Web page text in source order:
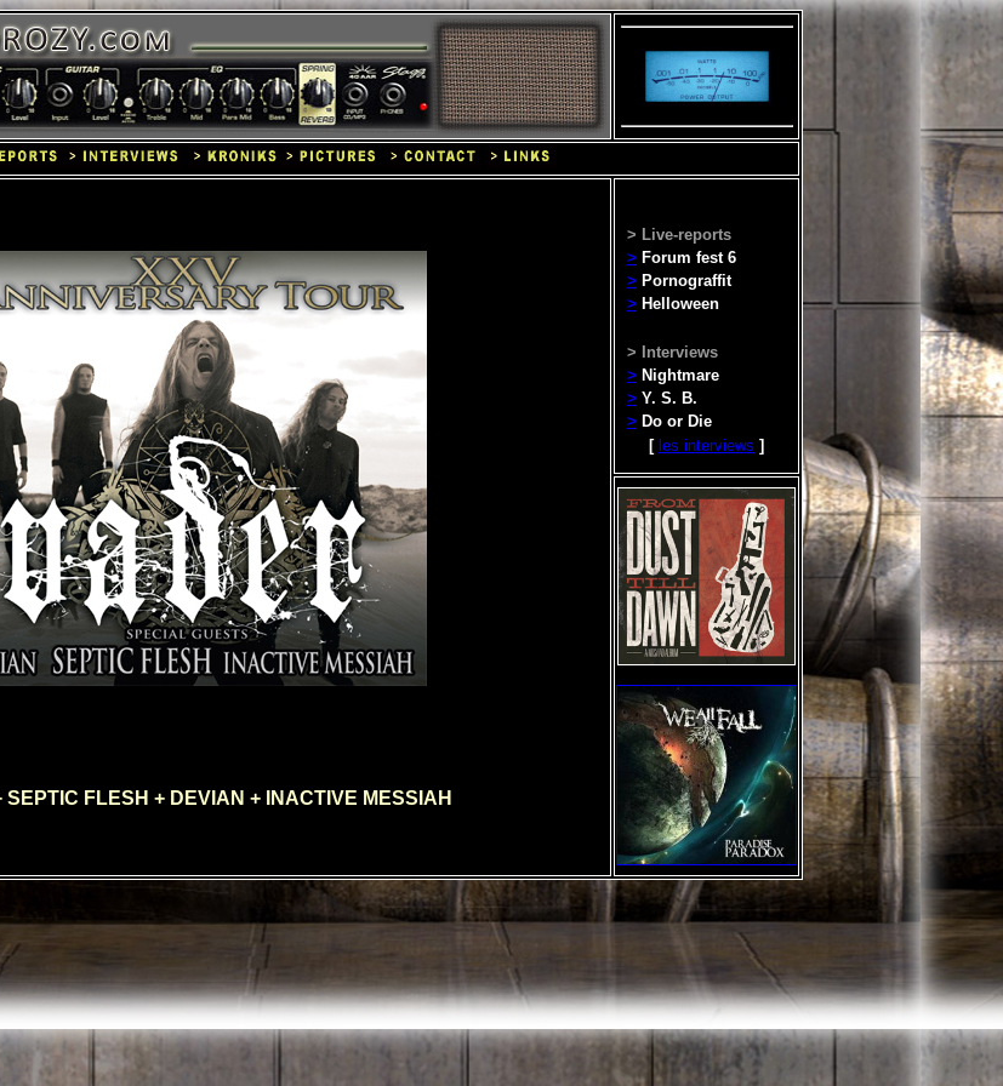
SEPTIC FLESH + DEVIAN + INACTIVE MESSIAH
la claque prise à Barcelone lors du show du Jon Oliva's Pain, me
en route pour Aix en Provence où une des tournées les plus en
fait étape. VADER, qui célèbre son 25ème anniversaire a
bagages SEPTIC FLESH pour lequel 2008 est l'année du grand
que les sauvages de DEVIAN et INACTIVE MESSIAH pour
les dernières notes du set d'INACTIVE MESSIAH, je ne pourrai
> Live-reports
> Forum fest 6
> Pornograffit
> Helloween
> Interviews
> Nightmare
> Y. S. B.
> Do or Die
[ les interviews ]